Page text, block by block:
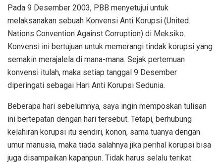
Pada 9 Desember 2003, PBB menyetujui untuk
melaksanakan sebuah Konvensi Anti Korupsi (United
Nations Convention Against Corruption) di Meksiko.
Konvensi ini bertujuan untuk memerangi tindak korupsi yang
semakin merajalela di mana-mana. Sejak pertemuan
konvensi itulah, maka setiap tanggal 9 Desember
diperingati sebagai Hari Anti Korupsi Sedunia.
Beberapa hari sebelumnya, saya ingin memposkan tulisan
ini bertepatan dengan hari tersebut. Tetapi, berhubung
kelahiran korupsi itu sendiri, konon, sama tuanya dengan
umur manusia, maka tiada salahnya jika perihal korupsi bisa
juga disampaikan kapanpun. Tidak harus selalu terikat